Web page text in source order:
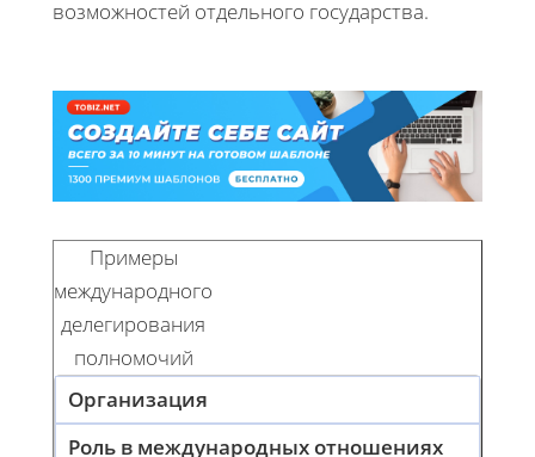
возможностей отдельного государства.
Примеры
международного
делегирования
полномочий
Организация
Роль в международных отношениях